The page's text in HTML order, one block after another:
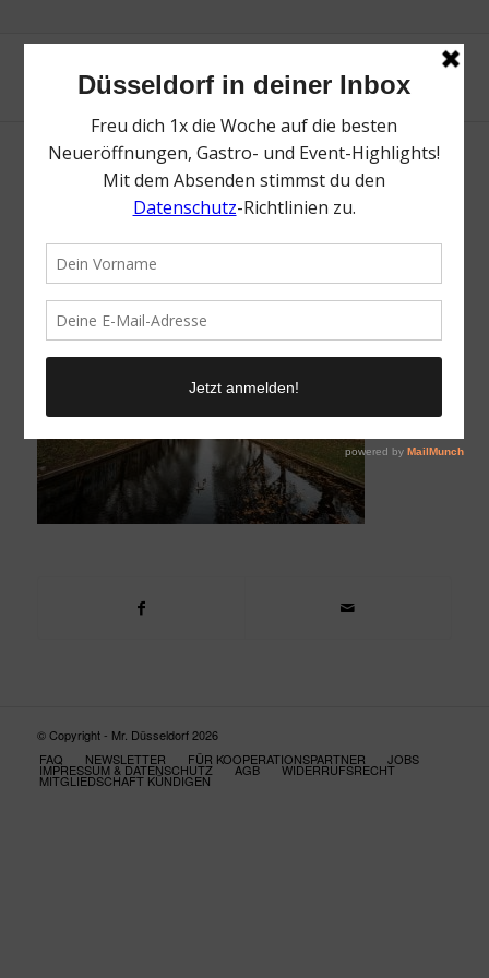
Kalia Lab | Lieblingsladen | Mr. Düsseldorf |
© Copyright - Mr. Düsseldorf 2026
FAQ
NEWSLETTER FÜR KOOPERATIONSPARTNER JOBS
IMPRESSUM & DATENSCHUTZ AGB WIDERRUFSRECHT
MITGLIEDSCHAFT KÜNDIGEN